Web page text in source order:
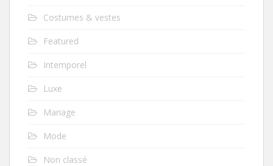
Costumes & vestes
Featured
Intemporel
Luxe
Mariage
Mode
Non classé